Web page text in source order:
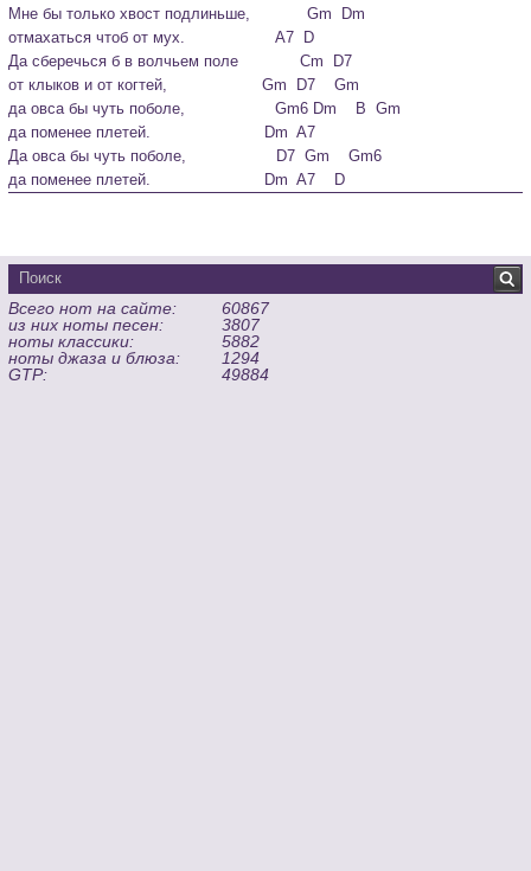
Мне бы только хвост подлиньше,            Gm  Dm
отмахаться чтоб от мух.                   A7  D
Да сберечься б в волчьем поле             Cm  D7
от клыков и от когтей,                    Gm  D7    Gm
да овса бы чуть поболе,                   Gm6 Dm    B  Gm
да поменее плетей.                        Dm  A7
Да овса бы чуть поболе,                   D7  Gm    Gm6
да поменее плетей.                        Dm  A7    D
Всего нот на сайте:
60867
из них ноты песен:
3807
ноты классики:
5882
ноты джаза и блюза:
1294
GTP:
49884